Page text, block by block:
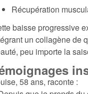
Récupération
baisse progressive
un collagène de
peu importe la
58 ans, raconte :